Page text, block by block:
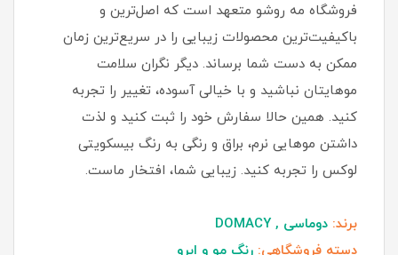
فروشگاه مه روشو متعهد است که اصل‌ترین و
باکیفیت‌ترین محصولات زیبایی را در سریع‌ترین زمان
ممکن به دست شما برساند. دیگر نگران سلامت
موهایتان نباشید و با خیالی آسوده، تغییر را تجربه
کنید. همین حالا سفارش خود را ثبت کنید و لذت
داشتن موهایی نرم، براق و رنگی به رنگ بیسکویتی
لوکس را تجربه کنید. زیبایی شما، افتخار ماست.
برند: دوماسی , DOMACY
دسته فروشگاهی: رنگ مو و ابرو